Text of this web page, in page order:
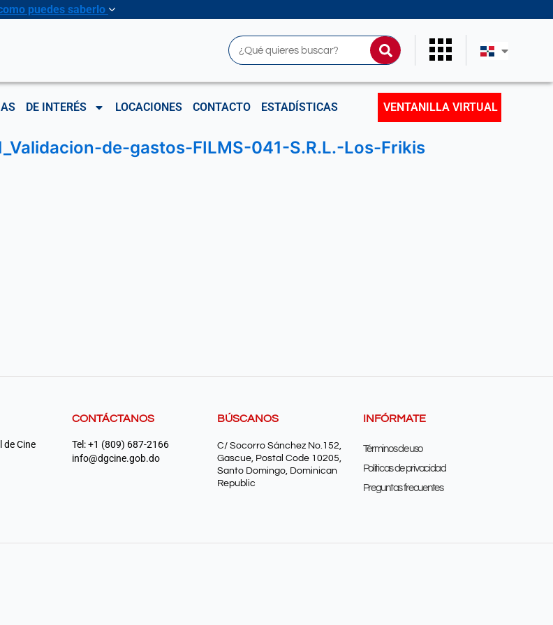
puedes saberlo
Buscar
DE INTERÉS LOCACIONES CONTACTO ESTADÍSTICAS VENTANILLA VIRTUAL
de-gastos-FILMS-041-S.R.L.-Los-Frikis
de Cine
CONTÁCTANOS
Tel: +1 (809) 687-2166
info@dgcine.gob.do
BÚSCANOS
C/ Socorro Sánchez No.152,
Gascue, Postal Code 10205,
Santo Domingo, Dominican
Republic
INFÓRMATE
Términos de uso
Políticas de privacidad
Preguntas frecuentes